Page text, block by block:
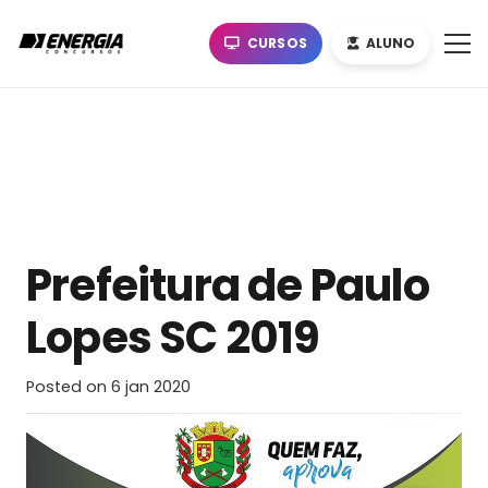
CURSOS ALUNO
Prefeitura de Paulo
Lopes SC 2019
Posted on 6 jan 2020